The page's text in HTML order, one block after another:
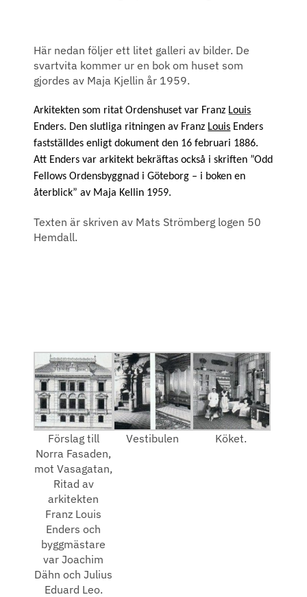
Här nedan följer ett litet galleri av bilder. De
svartvita kommer ur en bok om huset som
gjordes av Maja Kjellin år 1959.
Arkitekten som ritat Ordenshuset var Franz Louis
Enders. Den slutliga ritningen av Franz Louis Enders
fastställdes enligt dokument den 16 februari 1886.
Att Enders var arkitekt bekräftas också i skriften ”Odd
Fellows Ordensbyggnad i Göteborg – i boken en
återblick” av Maja Kellin 1959.
Texten är skriven av Mats Strömberg logen 50
Hemdall.
Förslag till
Norra Fasaden,
mot Vasagatan,
Ritad av
arkitekten
Franz Louis
Enders och
byggmästare
var Joachim
Dähn och Julius
Eduard Leo.
Vestibulen Köket.